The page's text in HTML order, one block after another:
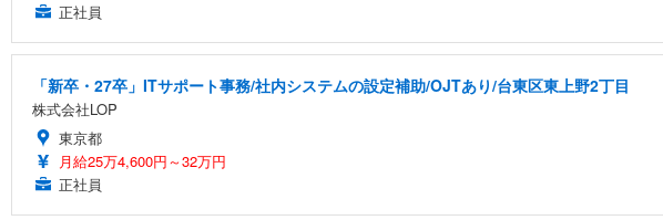
正社員
「新卒・27卒」ITサポート事務/社内システムの設定補助/OJTあり/台東区東上野2丁目
株式会社LOP
東京都
月給25万4,600円～32万円
正社員